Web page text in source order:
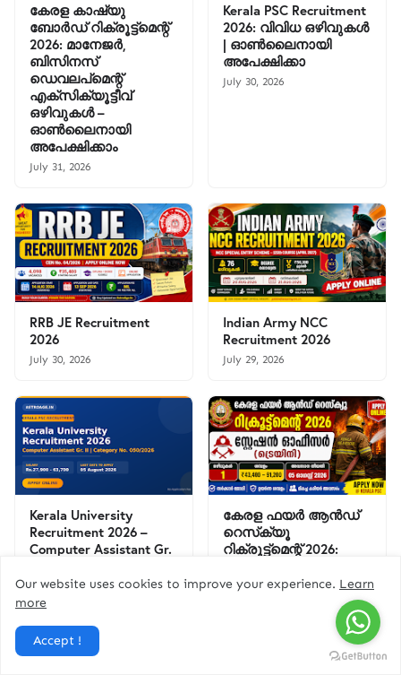
കേരള കാഷ്യു
ബോർഡ് റിക്രൂട്ട്മെന്റ്
2026: മാനേജർ,
ബിസിനസ്
ഡെവലപ്‌മെന്റ്
എക്സിക്യൂട്ടീവ്
ഒഴിവുകൾ –
ഓൺലൈനായി
അപേക്ഷിക്കാം
July 31, 2026
Kerala PSC Recruitment
2026: വിവിധ ഒഴിവുകൾ
| ഓൺലൈനായി
അപേക്ഷിക്കാ
July 30, 2026
RRB JE Recruitment
2026
July 30, 2026
Indian Army NCC
Recruitment 2026
July 29, 2026
Kerala University
Recruitment 2026 –
Computer Assistant Gr.
July 28, 2026
കേരള ഫയർ ആൻഡ്
റെസ്‌ക്യൂ
റിക്രൂട്ട്മെന്റ് 2026:
(ട്രെയിനി) ഒഴിവിലേക്ക്
അപേക്ഷിക്കാം | ശമ്പളം
Our website uses cookies to improve your experience. Learn
more
Accept !